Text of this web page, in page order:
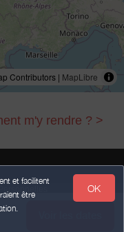
et facilitent
être
OK
Contributors | MapLibre
m'y rendre ? >
Vente
hébergeurs et prestataires
et du Thermalisme La